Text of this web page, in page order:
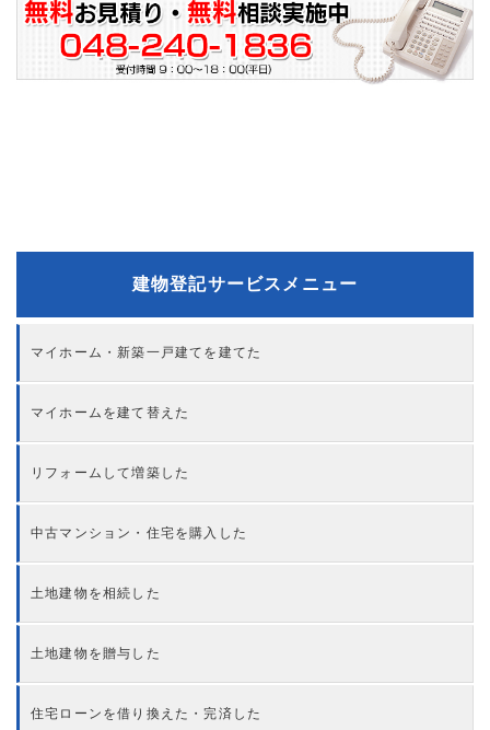
建物登記サービスメニュー
マイホーム・新築一戸建てを建てた
マイホームを建て替えた
リフォームして増築した
中古マンション・住宅を購入した
土地建物を相続した
土地建物を贈与した
住宅ローンを借り換えた・完済した